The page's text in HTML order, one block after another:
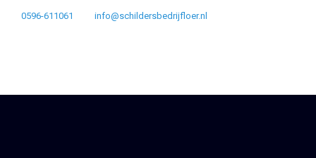
0596-611061 info@schildersbedrijfloer.nl